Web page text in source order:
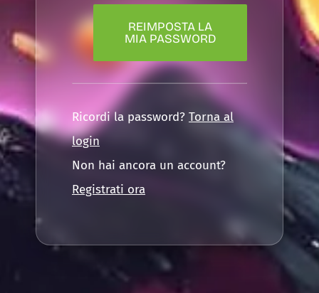
REIMPOSTA LA
MIA PASSWORD
Ricordi la password? Torna al
login
Non hai ancora un account?
Registrati ora